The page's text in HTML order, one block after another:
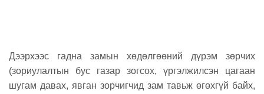
Дээрхээс гадна замын хөдөлгөөний дүрэм зөрчих
(зориулалтын бус газар зогсох, үргэлжилсэн цагаан
шугам давах, явган зорчигчид зам тавьж өгөхгүй байх,